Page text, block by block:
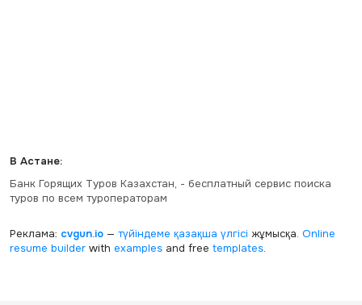
В Астане:
Банк Горящих Туров Казахстан, - бесплатный сервис поиска
туров по всем туроператорам
Реклама: cvgun.io— түйіндеме қазақша үлгісі жұмысқа. Online
resume builderwith examplesand free templates.